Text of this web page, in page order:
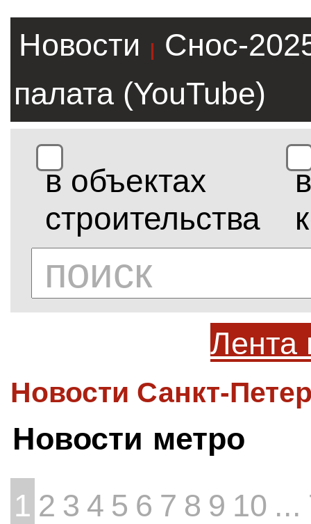
Новости |
Снос-
палата (YouTube)
в объектах
строительства
в
Лента
Новости Санкт-
Новости метро
1 2 3 4 5 6 7 8 9 10 ...